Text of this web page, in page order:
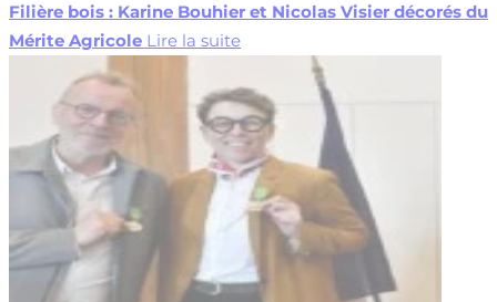
Filière bois : Karine Bouhier et Nicolas Visier décorés du
Mérite Agricole Lire la suite